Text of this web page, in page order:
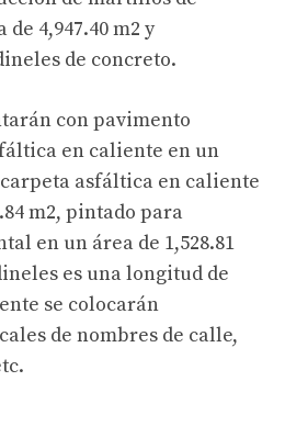
4,947.40 m2 y
de concreto.
con pavimento
en caliente en un
carpeta asfáltica en caliente
m2, pintado para
en un área de 1,528.81
es una longitud de
se colocarán
de nombres de calle,